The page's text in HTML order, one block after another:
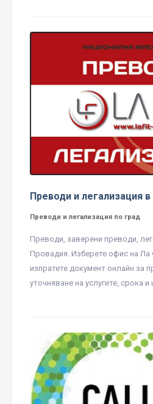
Преводи и легализация
Преводи и легализация по град
Преводи, заверени преводи,
Провадия. Изберете офис на Ла
изпратете документ онлайн за
уточняване на услугите, срока и